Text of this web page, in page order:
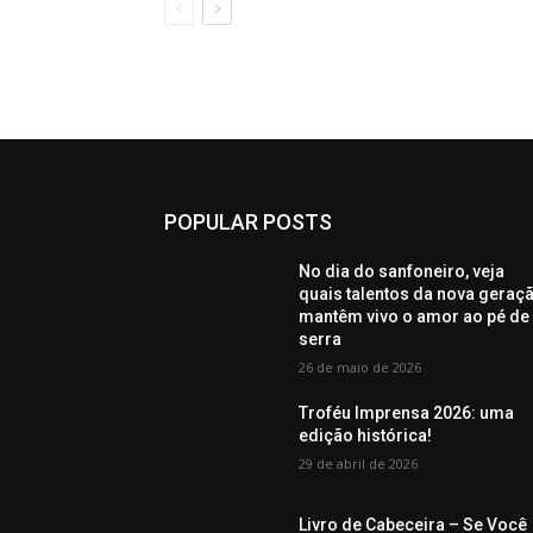
POPULAR POSTS
No dia do sanfoneiro, veja
quais talentos da nova
mantêm vivo o amor ao pé de
serra
26 de maio de 2026
Troféu Imprensa 2026: uma
edição histórica!
29 de abril de 2026
Livro de Cabeceira – Se Você